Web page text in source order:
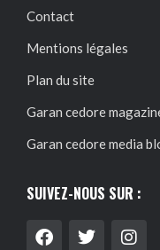
Contact
Mentions légales
Plan du site
Garan cedore
Garan cedore media
SUIVEZ-NOUS SUR :